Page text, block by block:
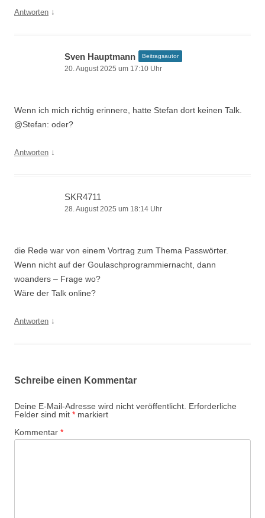
Antworten ↓
Sven Hauptmann Beitragsautor
20. August 2025 um 17:10 Uhr
Wenn ich mich richtig erinnere, hatte Stefan dort keinen Talk.
@Stefan: oder?
Antworten ↓
SKR4711
28. August 2025 um 18:14 Uhr
die Rede war von einem Vortrag zum Thema Passwörter.
Wenn nicht auf der Goulaschprogrammiernacht, dann
woanders – Frage wo?
Wäre der Talk online?
Antworten ↓
Schreibe einen Kommentar
Deine E-Mail-Adresse wird nicht veröffentlicht. Erforderliche
Felder sind mit * markiert
Kommentar *